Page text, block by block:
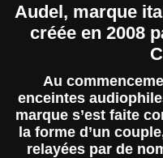
Audel, marque
créée en 2008
Au
enceintes
marque s’est faite
la forme d’un
relayées par de